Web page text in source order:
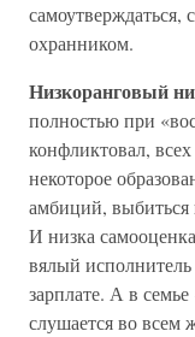
охранником.
Низкоранговый
полностью при
конфликтовал,
некоторое
амбиций,
И низка
вялый
зарплате. А в
слушается во всем